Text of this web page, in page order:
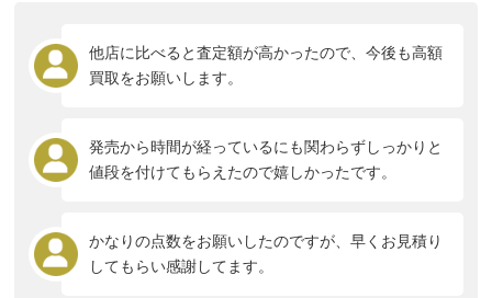
他店に比べると査定額が高かったので、今後も高額
買取をお願いします。
発売から時間が経っているにも関わらずしっかりと
値段を付けてもらえたので嬉しかったです。
かなりの点数をお願いしたのですが、早くお見積り
してもらい感謝してます。